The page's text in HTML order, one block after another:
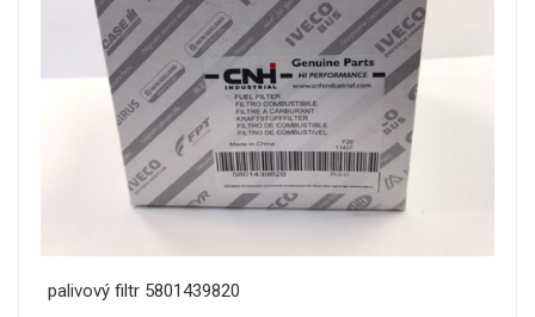
palivový filtr 5801439820